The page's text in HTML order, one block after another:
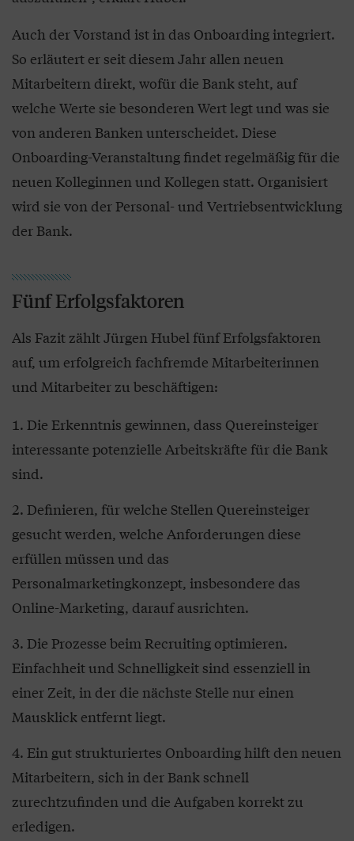
Auch der Vorstand ist in das Onboarding integriert.
So erläutert er seit diesem Jahr allen neuen
Mitarbeitern direkt, wofür die Bank steht, auf
welche Werte sie besonderen Wert legt und was sie
von anderen Banken unterscheidet. Diese
Onboarding-Veranstaltung findet regelmäßig für die
neuen Kolleginnen und Kollegen statt. Organisiert
wird sie von der Personal- und Vertriebsentwicklung
der Bank.
Fünf Erfolgsfaktoren
Als Fazit zählt Jürgen Hubel fünf Erfolgsfaktoren
auf, um erfolgreich fachfremde Mitarbeiterinnen
und Mitarbeiter zu beschäftigen:
Die Erkenntnis gewinnen, dass Quereinsteiger
interessante potenzielle Arbeitskräfte für die Bank
sind.
Definieren, für welche Stellen Quereinsteiger
gesucht werden, welche Anforderungen diese
erfüllen müssen und das
Personalmarketingkonzept, insbesondere das
Online-Marketing, darauf ausrichten.
Die Prozesse beim Recruiting optimieren.
Einfachheit und Schnelligkeit sind essenziell in
einer Zeit, in der die nächste Stelle nur einen
Mausklick entfernt liegt.
Ein gut strukturiertes Onboarding hilft den neuen
Mitarbeitern, sich in der Bank schnell
zurechtzufinden und die Aufgaben korrekt zu
erledigen.